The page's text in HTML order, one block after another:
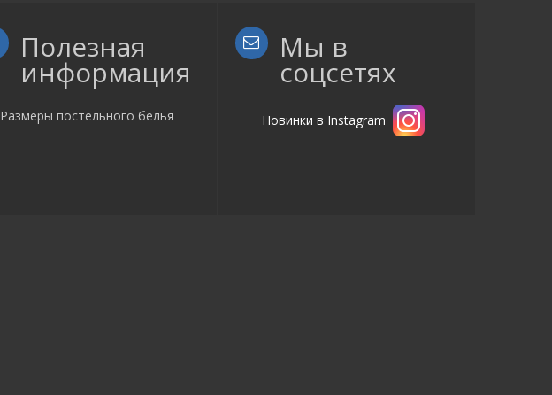
Полезная
информация
Размеры постельного белья
Мы в
соцсетях
Новинки в Instagram